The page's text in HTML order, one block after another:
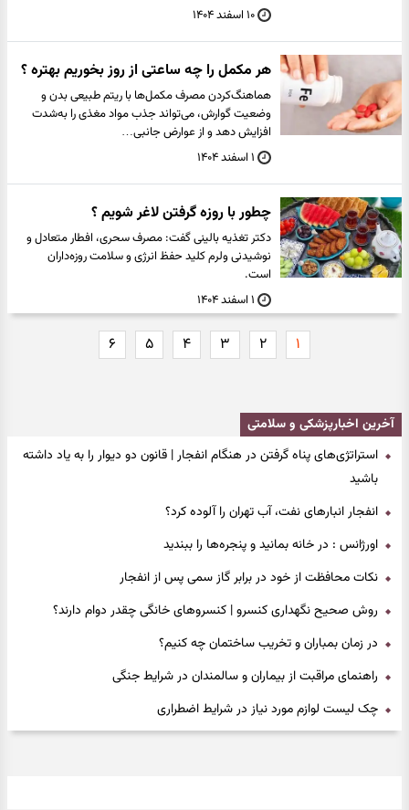
۱۰ اسفند ۱۴۰۴
هر مکمل را چه ساعتی از روز بخوریم بهتره ؟
هماهنگ‌کردن مصرف مکمل‌ها با ریتم طبیعی بدن و
وضعیت گوارش، می‌تواند جذب مواد مغذی را به‌شدت
افزایش دهد و از عوارض جانبی…
۱ اسفند ۱۴۰۴
چطور با روزه گرفتن لاغر شویم ؟
دکتر تغذیه بالینی گفت: مصرف سحری، افطار متعادل و
نوشیدنی ولرم کلید حفظ انرژی و سلامت روزه‌داران
است.
۱ اسفند ۱۴۰۴
۱ ۲ ۳ ۴ ۵ ۶
آخرین اخبارپزشکی و سلامتی
◆
استراتژی‌های پناه گرفتن در هنگام انفجار | قانون دو دیوار را به یاد داشته
باشید
◆ انفجار انبارهای نفت، آب تهران را آلوده کرد؟
◆ اورژانس : در خانه بمانید و پنجره‌ها را ببندید
◆ نکات محافظت از خود در برابر گاز سمی پس از انفجار
◆ روش صحیح نگهداری کنسرو | کنسروهای خانگی چقدر دوام دارند؟
◆ در زمان بمباران و تخریب ساختمان چه کنیم؟
◆ راهنمای مراقبت از بیماران و سالمندان در شرایط جنگی
◆ چک لیست لوازم مورد نیاز در شرایط اضطراری